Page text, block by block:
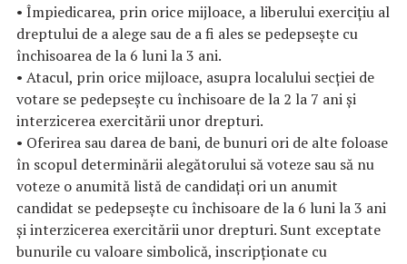
• Împiedicarea, prin orice mijloace, a liberului exerciţiu al
dreptului de a alege sau de a fi ales se pedepseşte cu
închisoarea de la 6 luni la 3 ani.
• Atacul, prin orice mijloace, asupra localului secţiei de
votare se pedepseşte cu închisoare de la 2 la 7 ani şi
interzicerea exercitării unor drepturi.
• Oferirea sau darea de bani, de bunuri ori de alte foloase
în scopul determinării alegătorului să voteze sau să nu
voteze o anumită listă de candidaţi ori un anumit
candidat se pedepseşte cu închisoare de la 6 luni la 3 ani
şi interzicerea exercitării unor drepturi. Sunt exceptate
bunurile cu valoare simbolică, inscripționate cu